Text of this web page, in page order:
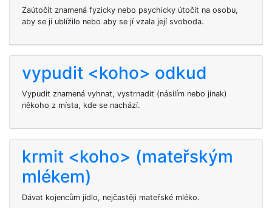
Zaútočit znamená fyzicky nebo psychicky útočit na osobu,
aby se jí ublížilo nebo aby se jí vzala její svoboda.
vypudit <koho> odkud
Vypudit znamená vyhnat, vystrnadit (násilím nebo jinak)
někoho z místa, kde se nachází.
krmit <koho> (mateřským
mlékem)
Dávat kojencům jídlo, nejčastěji mateřské mléko.